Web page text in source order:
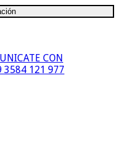
CON
3584 121 977